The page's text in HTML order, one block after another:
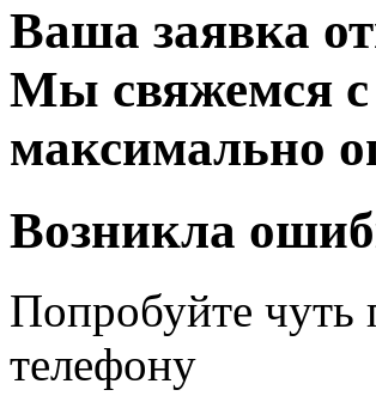
Ваша заявка
Мы свяжемся
максимально
Возникла
Попробуйте чуть
телефону